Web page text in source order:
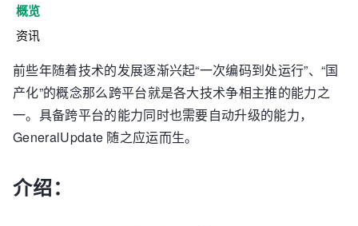
概览
资讯
前些年随着技术的发展逐渐兴起“一次编码到处运行”、“国
产化”的概念那么跨平台就是各大技术争相主推的能力之
一。具备跨平台的能力同时也需要自动升级的能力，
GeneralUpdate 随之应运而生。
介绍：